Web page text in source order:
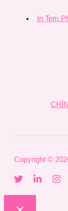
In Tem
Copyright ©